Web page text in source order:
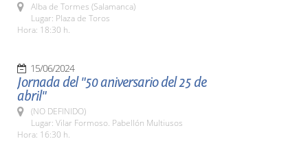
Alba de Tormes (Salamanca)
Lugar: Plaza de Toros
Hora: 18:30 h.
15/06/2024
Jornada del "50 aniversario del 25 de
abril"
(NO DEFINIDO)
Lugar: Vilar Formoso. Pabellón Multiusos
Hora: 16:30 h.